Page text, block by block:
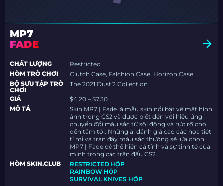
MP7
FADE
CHẤT LƯỢNG
Restricted
HÒM TRÒ CHƠI
Clutch Case, Falchion Case, Horizon Case
BỘ SƯU TẬP TRÒ
CHƠI
The 2021 Dust 2 Collection
GIÁ
$4.20 – $7.30
MÔ TẢ
Skin MP7 | Fade là mẫu skin nổi bật về mặt hình
ảnh trong CS2 và được biết đến với hiệu ứng
chuyển đổi màu sắc từ sôi động và rực rỡ cho
đến tăm tối. Những ai đánh giá cao các họa tiết
tỉ mỉ và tràn đầy màu sắc thường sẽ lựa chọn
MP7 | Fade để thể hiện cá tính và sự tinh tế của
mình trong các trận đấu CS2.
HÒM SKIN.CLUB
RESTRICTED HỘP
RAINBOW HỘP
SURVIVAL KNIVES HỘP